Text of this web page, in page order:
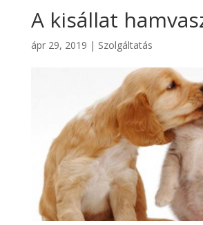
A kisállat
ápr 29, 2019 | Szolgáltatás